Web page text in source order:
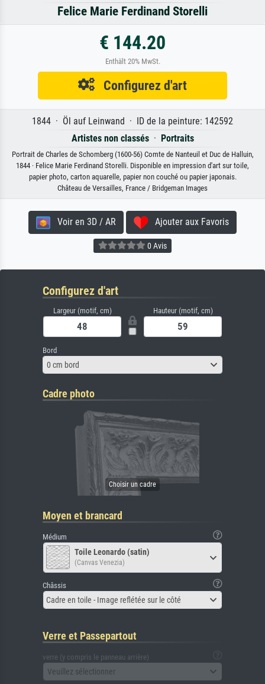
Felice Marie Ferdinand Storelli
€ 144.20
Enthält 20% MwSt.
Configurez d'art
1844 · Öl auf Leinwand · ID de la peinture: 142592
Artistes non classés· Portraits
Portrait de Charles de Schomberg (1600-56) Comte de Nanteuil et Duc de Halluin,
1844 · Felice Marie Ferdinand Storelli. Disponible en impression d'art sur toile,
papier photo, carton aquarelle, papier non couché ou papier japonais.
Château de Versailles, France / Bridgeman Images
Voir en 3D / AR Ajouter aux Favoris
0 Avis
Configurez d'art
Largeur (motif, cm) Hauteur (motif, cm)
Bord
0 cm bord
Cadre photo
Moyen et brancard
Médium
Toile Leonardo (satin)
(Canvas Venezia)
Châssis
Cadre en toile - Image reflétée sur le côté
Verre et Passepartout
verre (y compris le panneau arrière)
Veuillez sélectionner